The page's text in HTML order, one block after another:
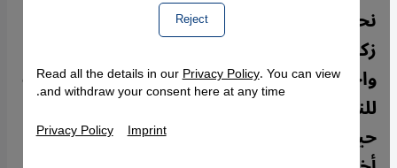
نحن الألمان ندافع عن حقوق الإنسان لكننا
زكينا أنفسنا برفعنا لشعار مجتمع الميم "حُبّ
واحد" في مونديال قطر وكأننا خير أمة أُخرجت
للناس وعلى خُلق أعظم من بقية الأمم، في
حين أن هذا يخفي عن العيان نقاطا جوهرية
Reject
Read all the details in ourPrivacy Policy. You can view
and withdraw your consent here at any time.
Privacy Policy Imprint